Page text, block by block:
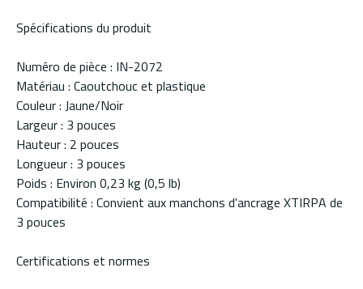
Spécifications du produit
Numéro de pièce : IN-2072
Matériau : Caoutchouc et plastique
Couleur : Jaune/Noir
Largeur : 3 pouces
Hauteur : 2 pouces
Longueur : 3 pouces
Poids : Environ 0,23 kg (0,5 lb)
Compatibilité : Convient aux manchons d'ancrage XTIRPA de
3 pouces
Certifications et normes